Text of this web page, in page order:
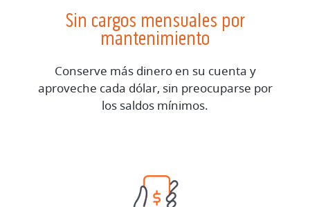
Sin cargos mensuales por
mantenimiento
Conserve más dinero en su cuenta y
aproveche cada dólar, sin preocuparse por
los saldos mínimos.